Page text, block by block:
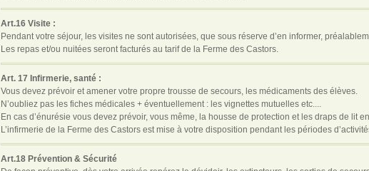
Art.16 Visite :
Pendant votre séjour, les visites ne sont autorisées, que sous réserve d’en informer,
Les repas et/ou nuitées seront facturés au tarif de la Ferme des Castors.
Art. 17 Infirmerie, santé :
Vous devez prévoir et amener votre propre trousse de secours, les médicaments des élèves.
N’oubliez pas les fiches médicales + éventuellement : les vignettes mutuelles etc....
En cas d’énurésie vous devez prévoir, vous même, la housse de protection et les draps de lit
L’infirmerie de la Ferme des Castors est mise à votre disposition pendant les périodes
Art.18 Prévention & Sécurité